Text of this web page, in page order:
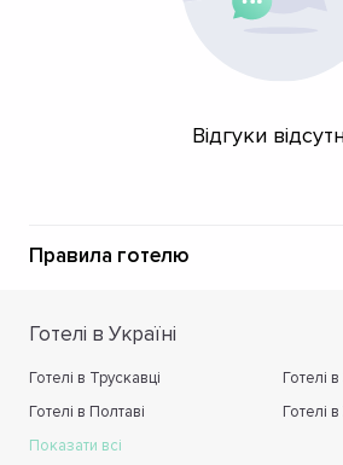
Відгуки
Правила готелю
Готелі в Україні
Готелі в Трускавці
Готелі
Готелі в Полтаві
Готелі
Показати всі